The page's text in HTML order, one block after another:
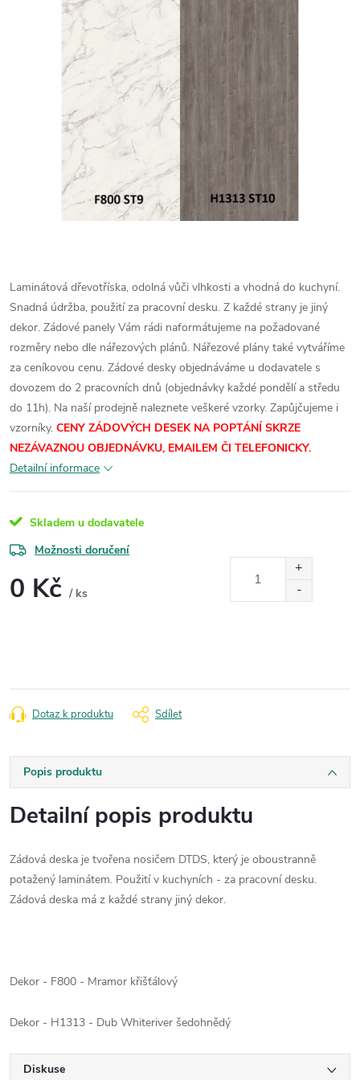
Laminátová dřevotříska, odolná vůči vlhkosti a vhodná do kuchyní.
Snadná údržba, použití za pracovní desku. Z každé strany je jiný
dekor. Zádové panely Vám rádi naformátujeme na požadované
rozměry nebo dle nářezových plánů. Nářezové plány také vytváříme
za ceníkovou cenu. Zádové desky objednáváme u dodavatele s
dovozem do 2 pracovních dnů (objednávky každé pondělí a středu
do 11h). Na naší prodejně naleznete veškeré vzorky. Zapůjčujeme i
vzorníky. CENY ZÁDOVÝCH DESEK NA POPTÁNÍ SKRZE
NEZÁVAZNOU OBJEDNÁVKU, EMAILEM ČI TELEFONICKY.
Detailní informace
Skladem u dodavatele
Možnosti doručení
0 Kč / ks
Dotaz k produktu Sdílet
Popis produktu
Detailní popis produktu
Zádová deska je tvořena nosičem DTDS, který je oboustranně
potažený laminátem. Použití v kuchyních - za pracovní desku.
Zádová deska má z každé strany jiný dekor.
Dekor - F800 - Mramor křišťálový
Dekor - H1313 - Dub Whiteriver šedohnědý
Diskuse